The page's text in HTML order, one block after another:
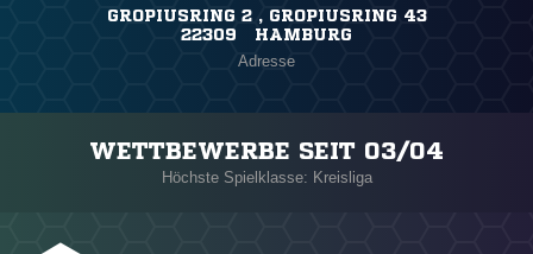
GROPIUSRING 2 , GROPIUSRING 43
22309 HAMBURG
Adresse
WETTBEWERBE SEIT 03/04
Höchste Spielklasse: Kreisliga